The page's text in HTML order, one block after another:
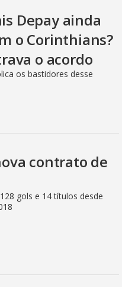
Depay ainda
o Corinthians?
o acordo
os bastidores desse
contrato de
gols e 14 títulos desde